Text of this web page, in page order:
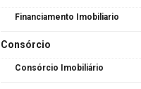
Financiamento Imobiliario
Consórcio
Consórcio Imobiliário